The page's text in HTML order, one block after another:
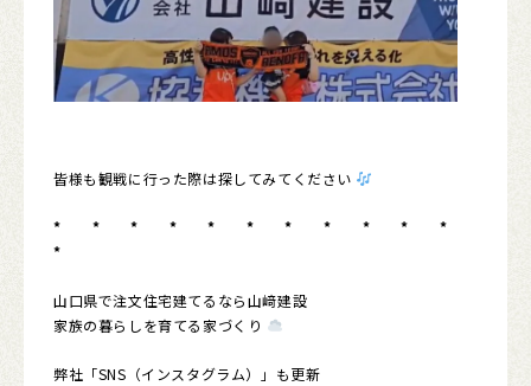
皆様も観戦に行った際は探してみてください
* * * * * * * * * * *
*
山口県で注文住宅建てるなら山﨑建設
家族の暮らしを育てる家づくり
弊社「SNS（インスタグラム）」も更新